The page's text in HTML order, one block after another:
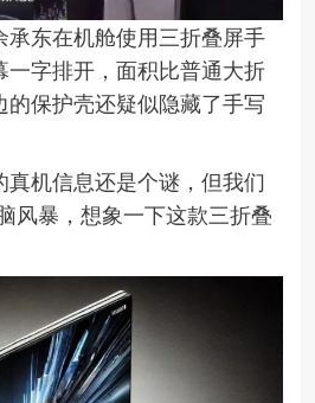
承东在机舱使用三折叠屏手
一字排开，面积比普通大折
的保护壳还疑似隐藏了手写
真机信息还是个谜，但我们
风暴，想象一下这款三折叠